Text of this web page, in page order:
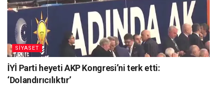
SİYASET
İYİ Parti heyeti AKP Kongresi’ni terk etti:
‘Dolandırıcılıktır’